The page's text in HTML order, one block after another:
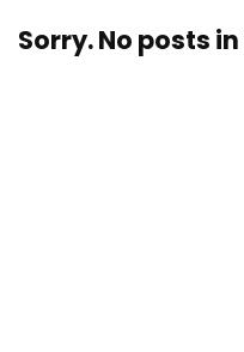
Sorry. No posts